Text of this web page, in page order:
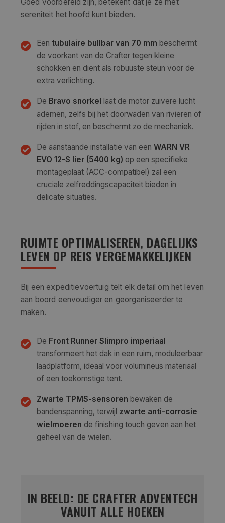
Goed voorbereid zijn, betekent dat je ze met
sereniteit het hoofd kunt bieden.
Een tubulaire bullbar van 70 mm beschermt
de voorkant van de Crafter tegen kleine
schokken en dient als robuuste steun voor de
extra verlichting.
De Bravo snorkel
laat de motor zuivere lucht
ademen, zelfs bij het doorwaden van rivieren of
rijden in stof, en beschermt zo de mechaniek.
De aanstaande installatie van een WARN VR
EVO 12-S lier (5400 kg) op een specifieke
montageplaat (ACC-compatibel) zal een
cruciale zelfreddingscapaciteit bieden in
delicate situaties.
RUIMTE OPTIMALISEREN, DAGELIJKS
LEVEN OP REIS VERGEMAKKELIJKEN
Bij een expeditievoertuig telt elk detail om het leven
aan boord eenvoudiger en georganiseerder te
maken.
De Front Runner Slimpro imperiaal
transformeert het dak in een ruim, moduleerbaar
laadplatform, ideaal voor volumineus materiaal
of een toekomstige tent.
Zwarte TPMS-sensoren bewaken de
bandenspanning, terwijl zwarte anti-corrosie
wielmoeren de finishing touch geven aan het
geheel van de wielen.
IN BEELD: DE CRAFTER ADVENTECH
VANUIT ALLE HOEKEN